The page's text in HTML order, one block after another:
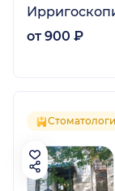
от 900 ₽